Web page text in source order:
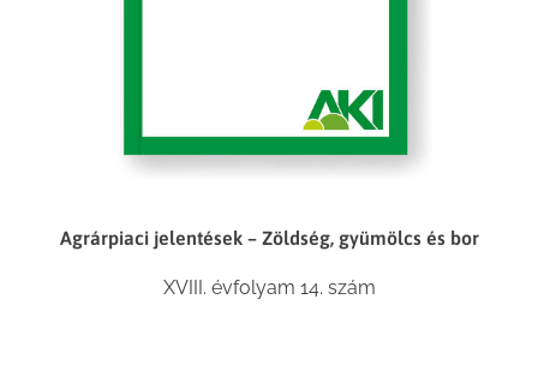
Agrárpiaci jelentések – Zöldség, gyümölcs és bor
XVIII. évfolyam 14. szám